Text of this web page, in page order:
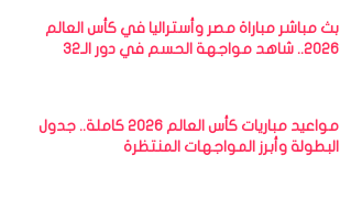
بث مباشر مباراة مصر وأستراليا في كأس العالم
2026.. شاهد مواجهة الحسم في دور الـ32
مواعيد مباريات كأس العالم 2026 كاملة.. جدول
البطولة وأبرز المواجهات المنتظرة